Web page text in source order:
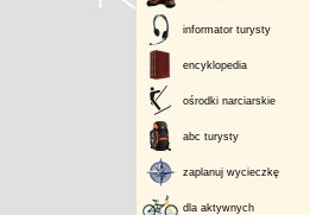
informator turysty
encyklopedia
ośrodki narciarskie
abc turysty
zaplanuj wycieczkę
dla aktywnych